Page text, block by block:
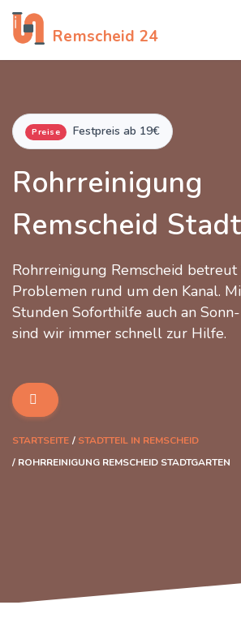
Remscheid 24
Preise Festpreis ab 19€
Rohrreinigung
Remscheid
Rohrreinigung Remscheid betreut
Problemen rund um den Kanal.
Stunden Soforthilfe auch an
sind wir immer schnell zur Hilfe.
STARTSEITE
STADTTEIL IN REMSCHEID
ROHRREINIGUNG REMSCHEID STADTGARTEN